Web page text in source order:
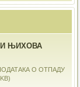
ЊИХОВА
О ОТПАДУ